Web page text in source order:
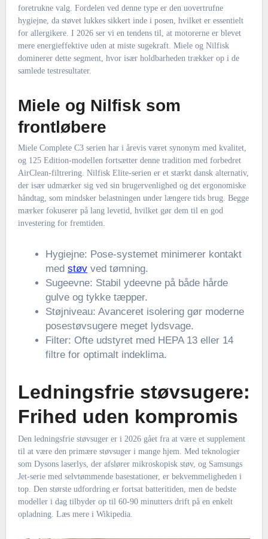
foretrukne valg. Fordelen ved denne type er den uovertrufne
hygiejne, da støvet lukkes sikkert inde i posen, hvilket er essentielt
for allergikere. I 2026 ser vi en tendens til, at motorerne er blevet
mere energieffektive uden at miste sugekraft. Miele og Nilfisk
dominerer dette segment, hvor især holdbarheden trækker op i de
samlede testresultater.
Miele og Nilfisk som
frontløbere
Miele Complete C3 serien har i årevis været synonym med kvalitet,
og 125 Edition-modellen fortsætter denne tradition med forbedret
AirClean-filtrering. Nilfisk Elite-serien er et stærkt dansk alternativ,
der især udmærker sig ved sin brugervenlighed og det ergonomiske
håndtag, som mindsker belastningen under længere tids brug. Begge
mærker fokuserer på lang levetid, hvilket gør dem til en god
investering for fremtiden.
Hygiejne: Pose-systemet minimerer kontakt
medstøv ved tømning.
Sugeevne: Stabil ydeevne på både hårde
gulve og tykke tæpper.
Støjniveau: Avanceret isolering gør moderne
posestøvsugere meget lydsvage.
Filter: Ofte udstyret med HEPA 13 eller 14
filtre for optimalt indeklima.
Ledningsfrie støvsugere:
Frihed uden kompromis
Den ledningsfrie støvsuger er i 2026 gået fra at være et supplement
til at være den primære støvsuger i mange hjem. Med teknologier
som Dysons laserlys, der afslører mikroskopisk støv, og Samsungs
Jet-serie med selvtømmende basestationer, er bekvemmeligheden i
top. Den største udfordring er fortsat batteritiden, men de bedste
modeller i dag tilbyder op til 60-90 minutters drift på en enkelt
opladning. Læs mere i Wikipedia.